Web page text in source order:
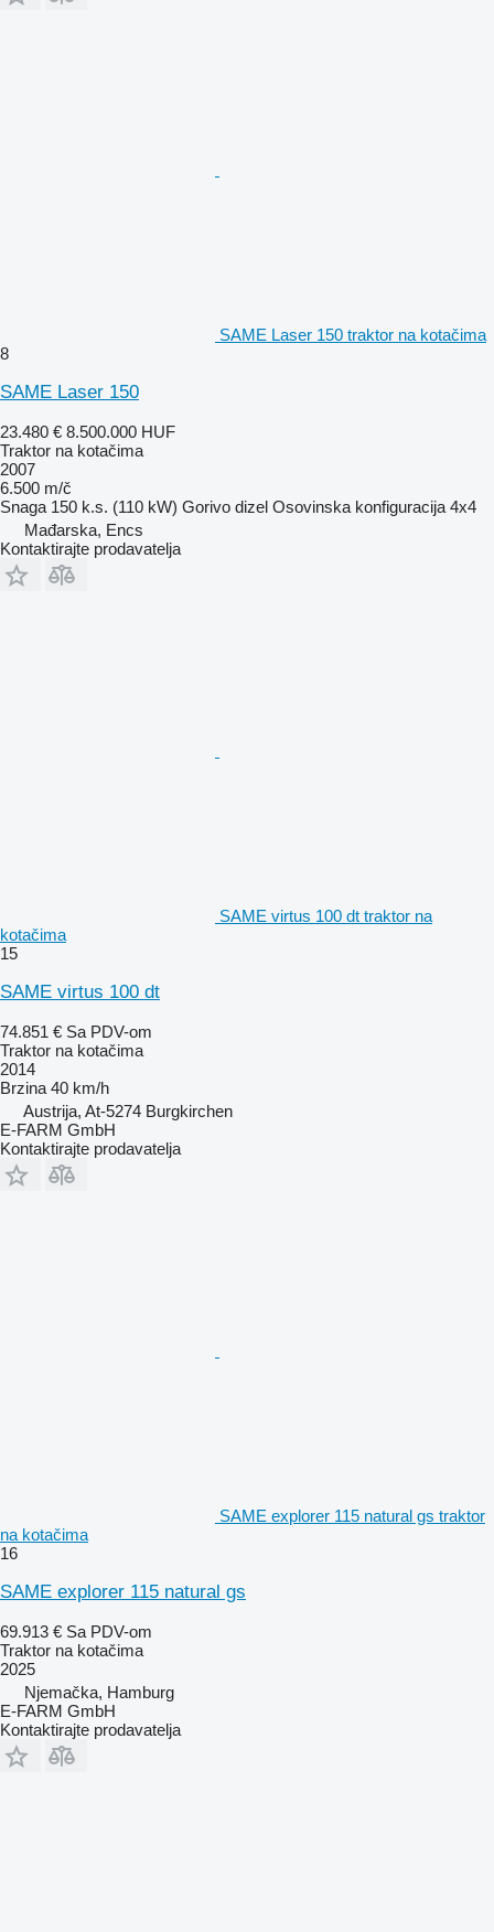
SAME Laser 150 traktor na kotačima
8
SAME Laser 150
23.480 € 8.500.000 HUF
Traktor na kotačima
2007
6.500 m/č
Snaga 150 k.s. (110 kW) Gorivo dizel Osovinska konfiguracija 4x4
Mađarska, Encs
Kontaktirajte prodavatelja
SAME virtus 100 dt traktor na
kotačima
15
SAME virtus 100 dt
74.851 € Sa PDV-om
Traktor na kotačima
2014
Brzina 40 km/h
Austrija, At-5274 Burgkirchen
E-FARM GmbH
Kontaktirajte prodavatelja
SAME explorer 115 natural gs traktor
na kotačima
16
SAME explorer 115 natural gs
69.913 € Sa PDV-om
Traktor na kotačima
2025
Njemačka, Hamburg
E-FARM GmbH
Kontaktirajte prodavatelja